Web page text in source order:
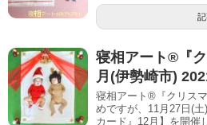
寝相アート®︎『
月(伊勢崎市)
寝相アート®『クリス
めですが、11月27日(
カード』12月】を開催